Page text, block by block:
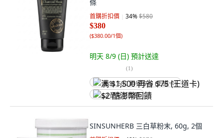
條
首購折扣價 34%$580
$380
($380.00/1個)
明天 8/9 (日) 預計送達
(1)
满 $1,500 再省 $75 (王道卡)
$2 酷澎幣回饋
SINSUNHERB 三白草粉末, 60g, 2個